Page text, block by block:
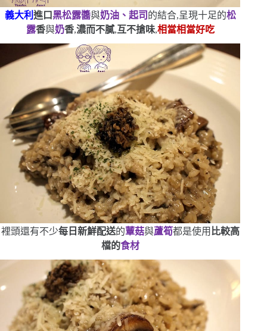
義大利 進口黑松露醬與奶油、起司 的結合,呈現十足的松
露香與奶香,濃而不膩,互不搶味,相當相當好吃
裡頭還有不少每日新鮮配送的蕈菇與蘆筍都是使用 比較高
檔的食材